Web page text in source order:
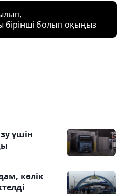
бірінші болып оқыңыз
үшін
көлік